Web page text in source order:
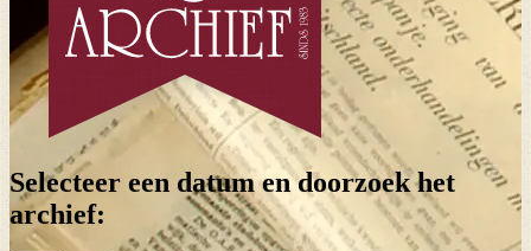
Selecteer een datum en doorzoek het
archief: